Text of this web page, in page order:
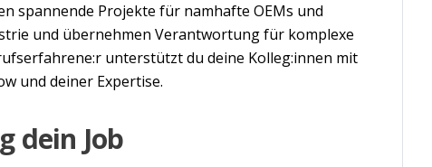
spannende Projekte für namhafte OEMs und
und übernehmen Verantwortung für komplexe
unterstützt du deine Kolleg:innen mit
und deiner Expertise.
dein Job